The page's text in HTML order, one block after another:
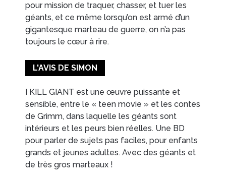
pour mission de traquer, chasser, et tuer les
géants, et ce même lorsqu’on est armé d’un
gigantesque marteau de guerre, on n’a pas
toujours le cœur à rire.
L'AVIS DE SIMON
I KILL GIANT est une œuvre puissante et
sensible, entre le « teen movie » et les contes
de Grimm, dans laquelle les géants sont
intérieurs et les peurs bien réelles. Une BD
pour parler de sujets pas faciles, pour enfants
grands et jeunes adultes. Avec des géants et
de très gros marteaux !